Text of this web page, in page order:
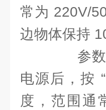
常为 220V/
边物体保持
参数设
电源后，按
度，范围